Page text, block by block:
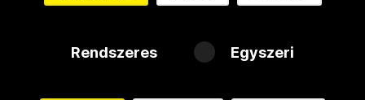
Rendszeres Egyszeri